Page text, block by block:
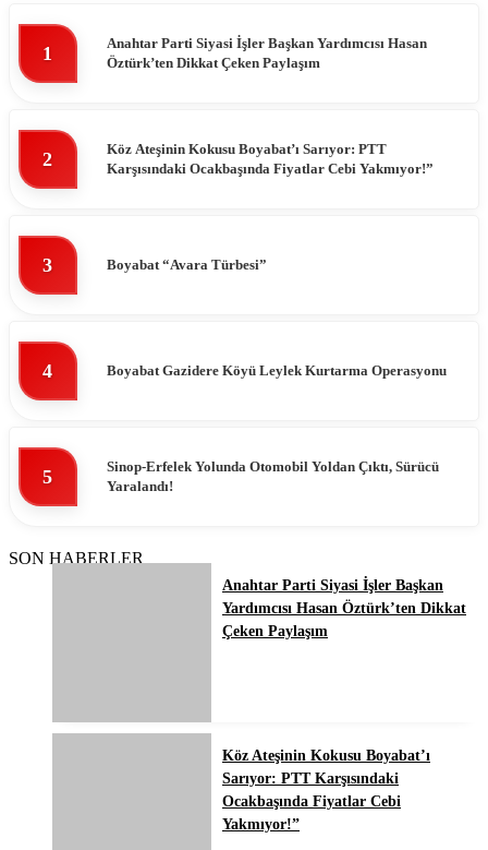
1
Anahtar Parti Siyasi İşler Başkan Yardımcısı Hasan
Öztürk’ten Dikkat Çeken Paylaşım
2
Köz Ateşinin Kokusu Boyabat’ı Sarıyor: PTT
Karşısındaki Ocakbaşında Fiyatlar Cebi Yakmıyor!”
3 Boyabat “Avara Türbesi”
4 Boyabat Gazidere Köyü Leylek Kurtarma Operasyonu
5
Sinop-Erfelek Yolunda Otomobil Yoldan Çıktı, Sürücü
Yaralandı!
SON HABERLER
Anahtar Parti Siyasi İşler Başkan
Yardımcısı Hasan Öztürk’ten Dikkat
Çeken Paylaşım
Köz Ateşinin Kokusu Boyabat’ı
Sarıyor: PTT Karşısındaki
Ocakbaşında Fiyatlar Cebi
Yakmıyor!”